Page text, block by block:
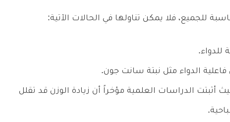
للجميع، فلا يمكن تناولها في الحالات الآتية:
للدواء.
الدواء مثل نبتة سانت جون.
أثبتت الدراسات العلمية مؤخراً أن زيادة الوزن قد تقلل